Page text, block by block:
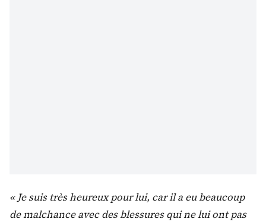
« Je suis très heureux pour lui, car il a eu beaucoup
de malchance avec des blessures qui ne lui ont pas